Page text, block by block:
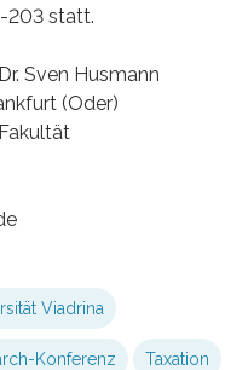
203 statt.
Sven Husmann
(Oder)
Viadrina
Konferenz Taxation